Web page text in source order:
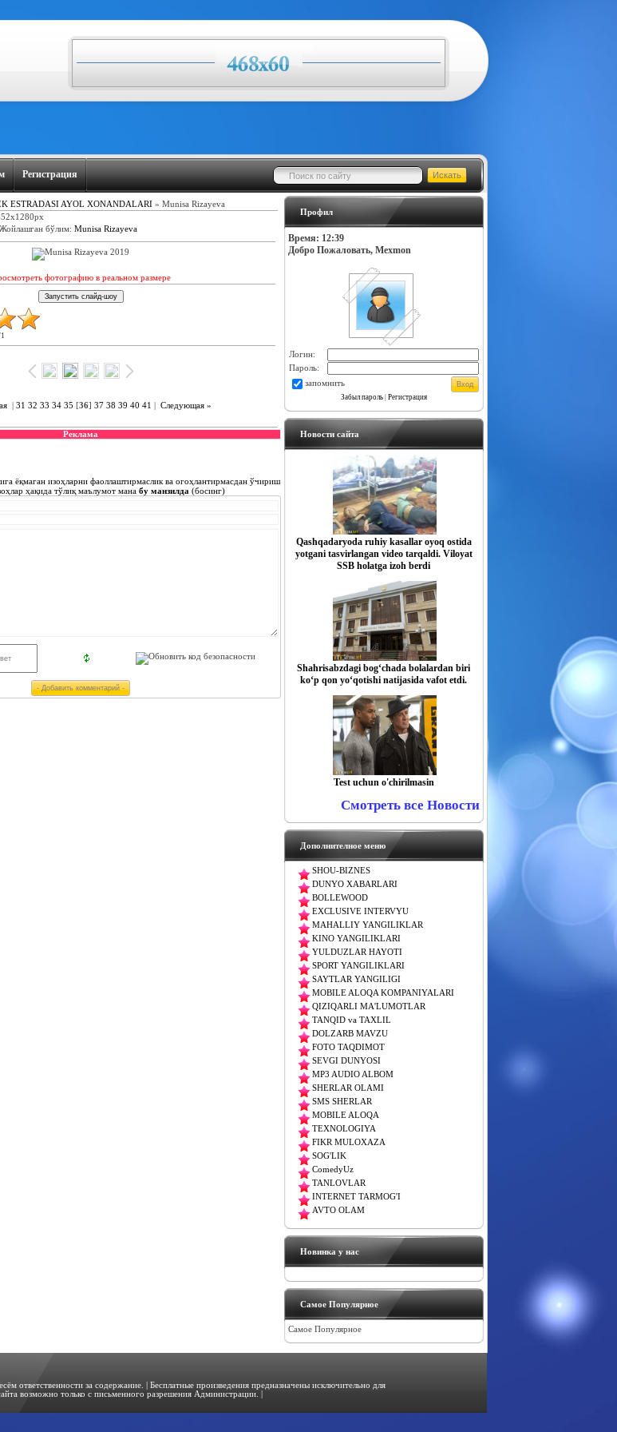
Регистрация
ESTRADASI AYOL XONANDALARI» Munisa Rizayeva
Жойлашган бўлим: Munisa Rizayeva
фотографию в реальном размере
1
| 31 32 33 34 35 [36] 37 38 39 40 41 Следующая »
Реклама
ёқмаган изоҳларни фаоллаштирмаслик ва огоҳлантирмасдан ўчириш
ҳақида тўлиқ маълумот манабу манзилда (босинг)
Профил
Время: 12:39
Добро Пожаловать, Mexmon
Логин:
Пароль:
запомнить
Забыл пароль| Регистрация
Новости сайта
Qashqadaryoda ruhiy kasallar oyoq ostida
yotgani tasvirlangan video tarqaldi. Viloyat
SSB holatga izoh berdi
Shahrisabzdagi bog‘chada bolalardan biri
ko‘p qon yo‘qotishi natijasida vafot etdi.
Test uchun o'chirilmasin
Смотреть все Новости
Дополнителное меню
SHOU-BIZNES
DUNYO XABARLARI
BOLLEWOOD
EXCLUSIVE INTERVYU
MAHALLIY YANGILIKLAR
KINO YANGILIKLARI
YULDUZLAR HAYOTI
SPORT YANGILIKLARI
SAYTLAR YANGILIGI
MOBILE ALOQA KOMPANIYALARI
QIZIQARLI MA'LUMOTLAR
TANQID va TAXLIL
DOLZARB MAVZU
FOTO TAQDIMOT
SEVGI DUNYOSI
MP3 AUDIO ALBOM
SHERLAR OLAMI
SMS SHERLAR
MOBILE ALOQA
TEXNOLOGIYA
FIKR MULOXAZA
SOG'LIK
ComedyUz
TANLOVLAR
INTERNET TARMOG'I
AVTO OLAM
Новинка у нас
Самое Популярное
Самое Популярное
ответственности за содержание. | Бесплатные произведения предназначены исключительно для
возможно только с письменного разрешения Администрации. |